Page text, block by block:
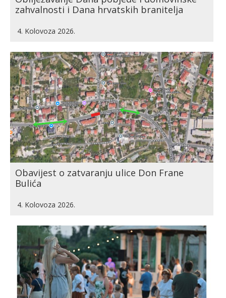
zahvalnosti i Dana hrvatskih branitelja
4. Kolovoza 2026.
Obavijest o zatvaranju ulice Don Frane
Bulića
4. Kolovoza 2026.